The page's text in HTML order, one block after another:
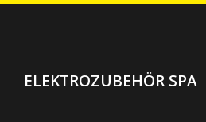
ELEKTROZUBEHÖR SPA